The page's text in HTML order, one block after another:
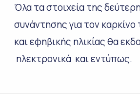
Όλα τα στοιχεία της
συνάντησης για τον καρκίνο
και εφηβικής ηλικίας θα
ηλεκτρονικά και εντύπως.